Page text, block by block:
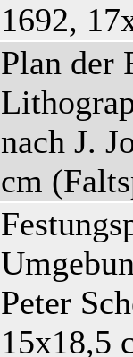
1692,
Plan der
nach J.
cm
Peter
15x18,5